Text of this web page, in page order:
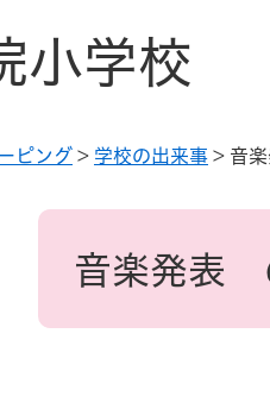
小学校
ピング > 学校の出来事 > 音
本
音楽発表